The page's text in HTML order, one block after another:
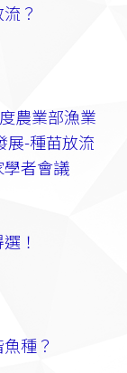
？
農業部漁業
展-種苗放流
者會議
！
種？